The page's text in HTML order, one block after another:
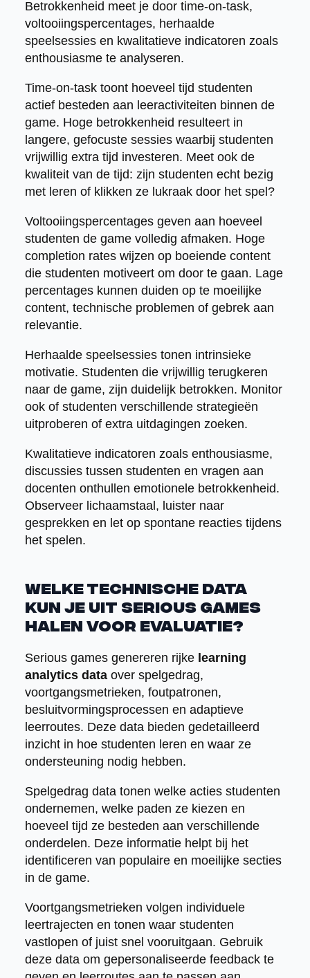
Betrokkenheid meet je door time-on-task,
voltooiingspercentages, herhaalde
speelsessies en kwalitatieve indicatoren zoals
enthousiasme te analyseren.
Time-on-task toont hoeveel tijd studenten
actief besteden aan leeractiviteiten binnen de
game. Hoge betrokkenheid resulteert in
langere, gefocuste sessies waarbij studenten
vrijwillig extra tijd investeren. Meet ook de
kwaliteit van de tijd: zijn studenten echt bezig
met leren of klikken ze lukraak door het spel?
Voltooiingspercentages geven aan hoeveel
studenten de game volledig afmaken. Hoge
completion rates wijzen op boeiende content
die studenten motiveert om door te gaan. Lage
percentages kunnen duiden op te moeilijke
content, technische problemen of gebrek aan
relevantie.
Herhaalde speelsessies tonen intrinsieke
motivatie. Studenten die vrijwillig terugkeren
naar de game, zijn duidelijk betrokken. Monitor
ook of studenten verschillende strategieën
uitproberen of extra uitdagingen zoeken.
Kwalitatieve indicatoren zoals enthousiasme,
discussies tussen studenten en vragen aan
docenten onthullen emotionele betrokkenheid.
Observeer lichaamstaal, luister naar
gesprekken en let op spontane reacties tijdens
het spelen.
Welke technische data
kun je uit serious games
halen voor evaluatie?
Serious games genereren rijke learning
analytics dataover spelgedrag,
voortgangsmetrieken, foutpatronen,
besluitvormingsprocessen en adaptieve
leerroutes. Deze data bieden gedetailleerd
inzicht in hoe studenten leren en waar ze
ondersteuning nodig hebben.
Spelgedrag data tonen welke acties studenten
ondernemen, welke paden ze kiezen en
hoeveel tijd ze besteden aan verschillende
onderdelen. Deze informatie helpt bij het
identificeren van populaire en moeilijke secties
in de game.
Voortgangsmetrieken volgen individuele
leertrajecten en tonen waar studenten
vastlopen of juist snel vooruitgaan. Gebruik
deze data om gepersonaliseerde feedback te